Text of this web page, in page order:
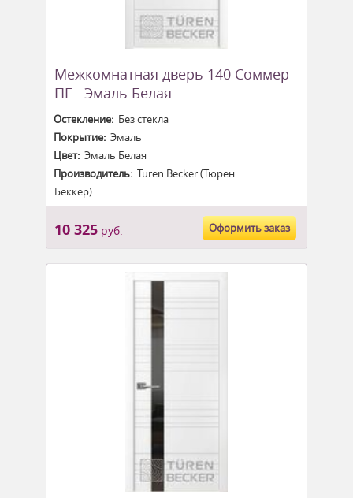
Межкомнатная дверь 140 Соммер
ПГ - Эмаль Белая
Остекление:Без стекла
Покрытие:Эмаль
Цвет:Эмаль Белая
Производитель:Turen Becker (Тюрен
Беккер)
10 325руб. Оформить заказ